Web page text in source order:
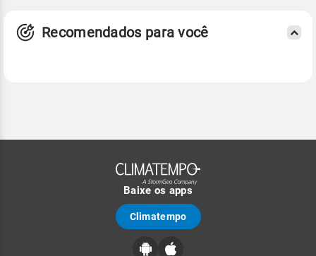
Recomendados para você
Baixe os apps
Climatempo